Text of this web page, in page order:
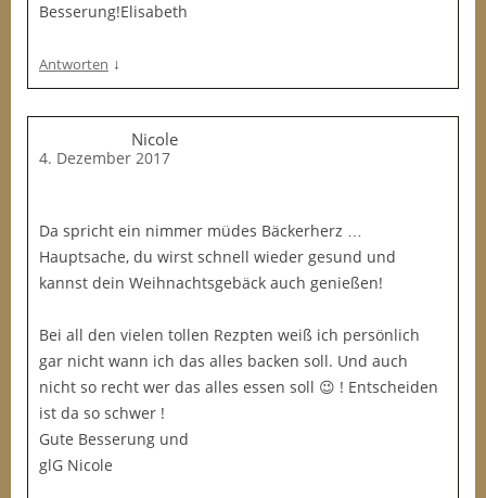
Besserung!Elisabeth
Antworten ↓
Nicole
4. Dezember 2017
Da spricht ein nimmer müdes Bäckerherz …
Hauptsache, du wirst schnell wieder gesund und
kannst dein Weihnachtsgebäck auch genießen!
Bei all den vielen tollen Rezpten weiß ich persönlich
gar nicht wann ich das alles backen soll. Und auch
nicht so recht wer das alles essen soll 😉 ! Entscheiden
ist da so schwer !
Gute Besserung und
glG Nicole